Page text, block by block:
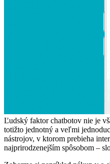
Ľudský faktor chatbotov nie je
totižto jednotný a veľmi
nástrojov, v ktorom prebieha
najprirodzenejším spôsobom –